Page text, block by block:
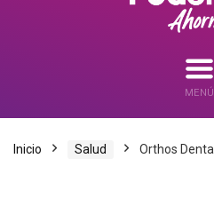
MENÚ
Inicio Salud Orthos Dental